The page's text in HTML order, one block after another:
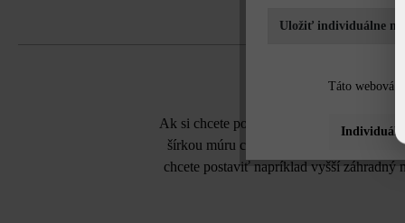
Ak si chcete postaviť vyvýšený záhon s
šírkou múru cca 12 cm je vhodná na
chcete postaviť napríklad vyšší
Uložiť individuálne
Táto webová